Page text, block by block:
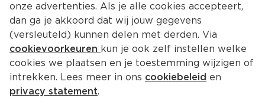
De lekkerste recepten met
erwten
Erwten zijn officieel peulvruchten, maar worden
vaker gezien als groente. Tot de erwten behoren
doperwten, spliterwten en groene en gele erwten.
Zijn erwten gezond? Kun je erwten invriezen? En
onze advertenties. Als je alle cookies accepteert,
dan ga je akkoord dat wij jouw gegevens
(versleuteld) kunnen delen met derden. Via
cookievoorkeuren kun je ook zelf instellen welke
cookies we plaatsen en je toestemming wijzigen of
intrekken. Lees meer in ons cookiebeleid en
privacy statement.